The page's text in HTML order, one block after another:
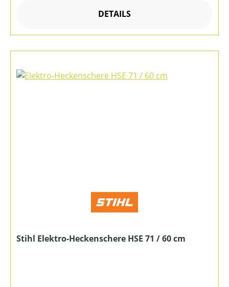
DETAILS
Stihl Elektro-Heckenschere HSE 71 / 60 cm